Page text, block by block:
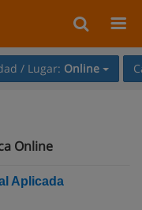
/ Lugar: Online
Online
Aplicada